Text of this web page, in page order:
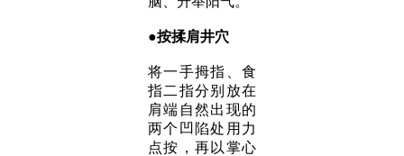
●按揉肩井穴
将一手拇指、食
指二指分别放在
肩端自然出现的
两个凹陷处 用力
点按，再以掌心